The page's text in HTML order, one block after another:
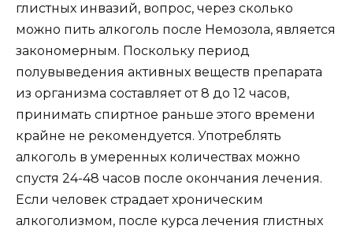
глистных инвазий, вопрос, через сколько
можно пить алкоголь после Немозола, является
закономерным. Поскольку период
полувыведения активных веществ препарата
из организма составляет от 8 до 12 часов,
принимать спиртное раньше этого времени
крайне не рекомендуется. Употреблять
алкоголь в умеренных количествах можно
спустя 24-48 часов после окончания лечения.
Если человек страдает хроническим
алкоголизмом, после курса лечения глистных